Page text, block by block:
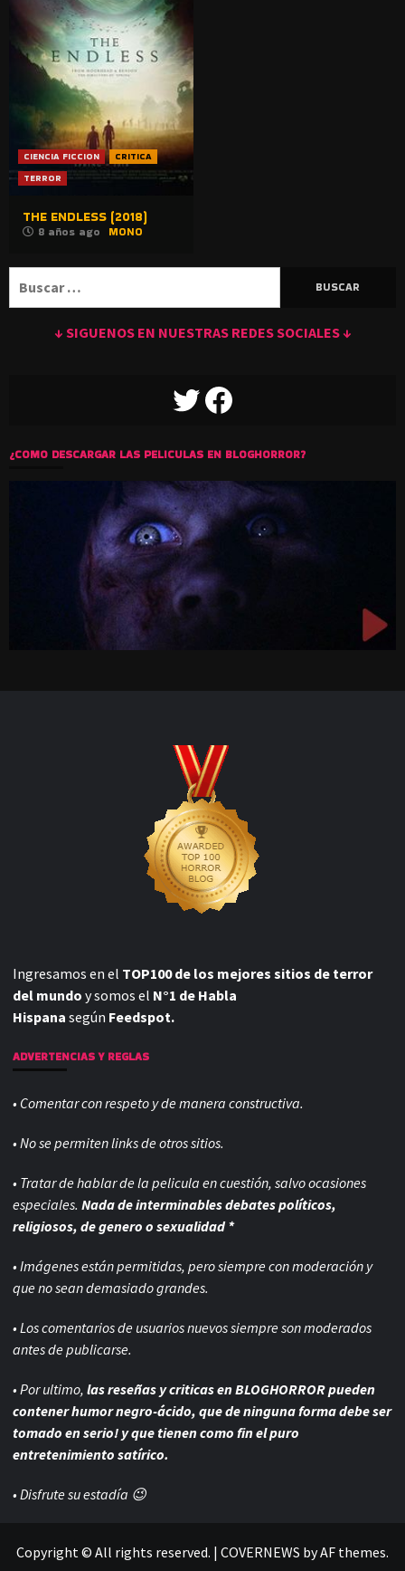
CIENCIA FICCION
CRITICA
TERROR
THE ENDLESS (2018)
8 años ago MONO
↓ SIGUENOS EN NUESTRAS REDES SOCIALES ↓
TWITTERFACEBOOK
¿COMO DESCARGAR LAS PELICULAS EN BLOGHORROR?
Ingresamos en el TOP100 de los mejores sitios de terror
del mundo y somos el N°1 de Habla
Hispana según Feedspot.
ADVERTENCIAS Y REGLAS
• Comentar con respeto y de manera constructiva.
• No se permiten links de otros sitios.
• Tratar de hablar de la pelicula en cuestión, salvo ocasiones
especiales. Nada de interminables debates políticos,
religiosos, de genero o sexualidad *
• Imágenes están permitidas, pero siempre conmoderación y
que no sean demasiado grandes.
• Los comentarios de usuarios nuevos siempre son moderados
antes de publicarse.
• Por ultimo, las reseñas y criticas en BLOGHORROR pueden
contener humor negro-ácido, que de ninguna forma debe ser
tomado en serio! y que tienen como fin el puro
entretenimiento satírico.
• Disfrute su estadía 😉
Copyright © All rights reserved. | COVERNEWS by AF themes.